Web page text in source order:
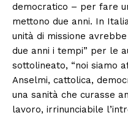
democratico – per fare
mettono due anni. In
unità di missione
due anni i tempi” per le
sottolineato, “noi siamo
Anselmi, cattolica,
una sanità che curasse
lavoro, irrinunciabile